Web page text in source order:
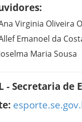
Virginia Oliveira
Emanoel da
Maria Sousa
- Secretaria de